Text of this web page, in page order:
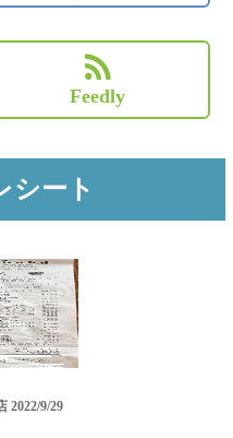
Feedly
シート
2022/9/29